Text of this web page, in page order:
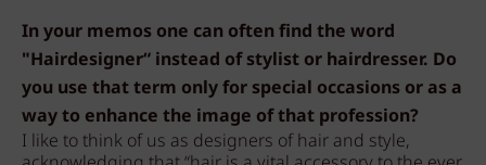
In your memos one can often find the word
"Hairdesigner“ instead of stylist or hairdresser. Do
you use that term only for special occasions or as a
way to enhance the image of that profession?
I like to think of us as designers of hair and style,